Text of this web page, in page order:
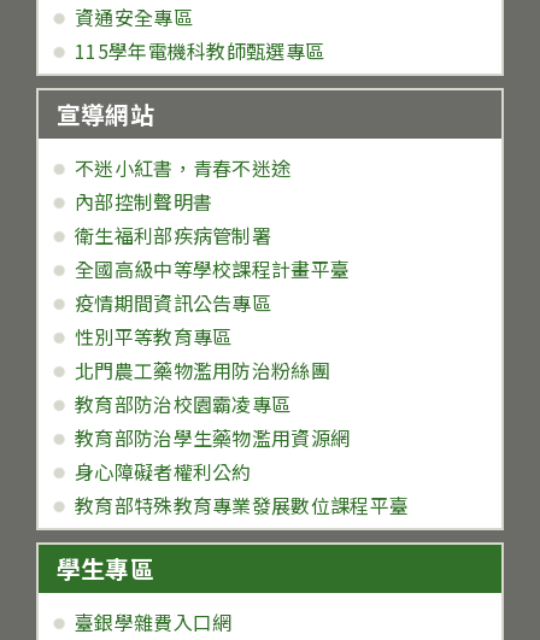
資通安全專區
115學年電機科教師甄選專區
宣導網站
不迷小紅書，青春不迷途
內部控制聲明書
衛生福利部疾病管制署
全國高級中等學校課程計畫平臺
疫情期間資訊公告專區
性別平等教育專區
北門農工藥物濫用防治粉絲團
教育部防治校園霸凌專區
教育部防治學生藥物濫用資源網
身心障礙者權利公約
教育部特殊教育專業發展數位課程平臺
學生專區
臺銀學雜費入口網